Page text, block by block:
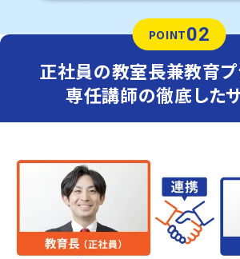
POINT02
正社員の教室長兼教育プ
専任講師の徹底した